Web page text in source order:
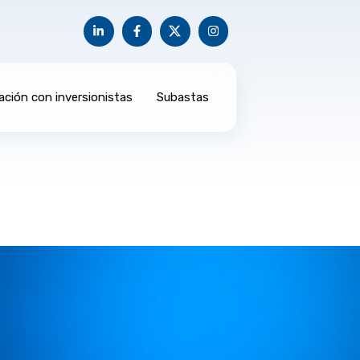
con inversionistas Subastas